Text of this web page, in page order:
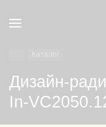
Дизайн-
In-